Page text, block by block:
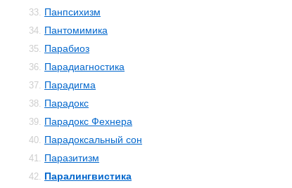
33. Панпсихизм
34. Пантомимика
35. Парабиоз
36. Парадиагностика
37. Парадигма
38. Парадокс
39. Парадокс Фехнера
40. Парадоксальный сон
41. Паразитизм
42. Паралингвистика